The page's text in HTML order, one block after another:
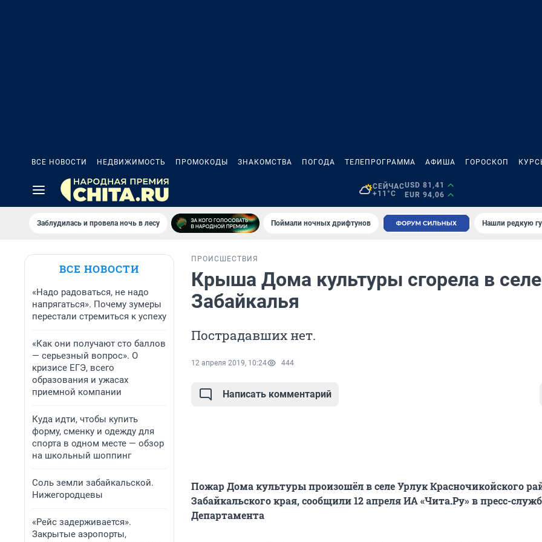
ВСЕ НОВОСТИ НЕДВИЖИМОСТЬ ПРОМОКОДЫ ЗНАКОМСТВА ПОГОДА ТЕЛЕПРОГРАММА АФИША ГОРОСКОП
СЕЙЧАС
+11°C
USD 81,41
EUR 94,06
Заблудилась и провела ночь в лесу Поймали ночных дрифтунов Нашли редкую
ВСЕ НОВОСТИ
«Надо радоваться, не надо
напрягаться». Почему зумеры
перестали стремиться к успеху
«Как они получают сто баллов
— серьезный вопрос». О
кризисе ЕГЭ, всего
образования и ужасах
приемной компании
Куда идти, чтобы купить
форму, сменку и одежду для
спорта в одном месте — обзор
на школьный шоппинг
Соль земли забайкальской.
Нижегородцевы
«Рейс задерживается».
Закрытые аэропорты,
ПРОИСШЕСТВИЯ
Крыша Дома культуры сгорела в селе
Забайкалья
Пострадавших нет.
12 апреля 2019, 10:24 444
Написать комментарий
Пожар Дома культуры произошёл в селе Урлук Красночикойского
Забайкальского края, сообщили 12 апреля ИА «Чита.Ру» в пресс-
Департамента